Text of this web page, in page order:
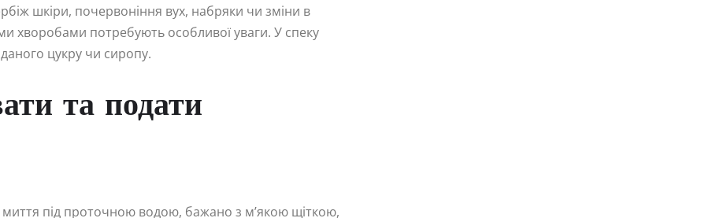
шкіри, почервоніння вух, набряки чи зміни в
хворобами потребують особливої уваги. У спеку
цукру чи сиропу.
та подати
під проточною водою, бажано з м’якою щіткою,